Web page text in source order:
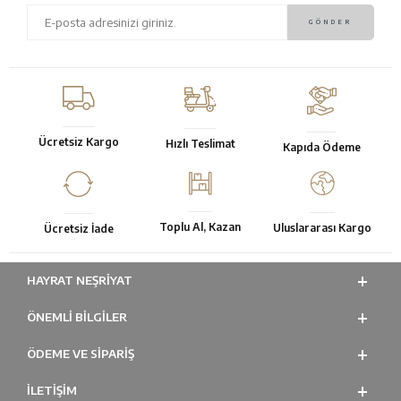
Ücretsiz Kargo Hızlı Teslimat Kapıda Ödeme
Ücretsiz İade Toplu Al, Kazan Uluslararası Kargo
HAYRAT NEŞRIYAT
ÖNEMLI BILGILER
ÖDEME VE SİPARİŞ
İLETİŞİM